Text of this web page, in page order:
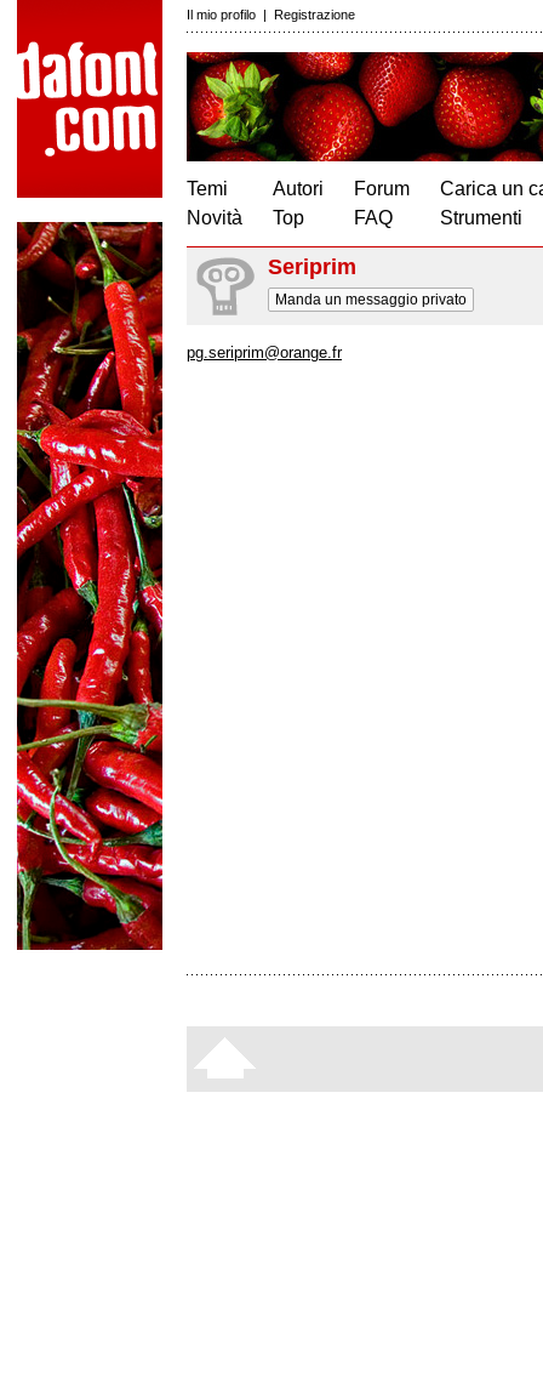
Il mio profilo | Registrazione
Temi
Novità
Autori
Top
Forum
FAQ
Carica un
Strumenti
Seriprim
Manda un messaggio privato
pg.seriprim@orange.fr